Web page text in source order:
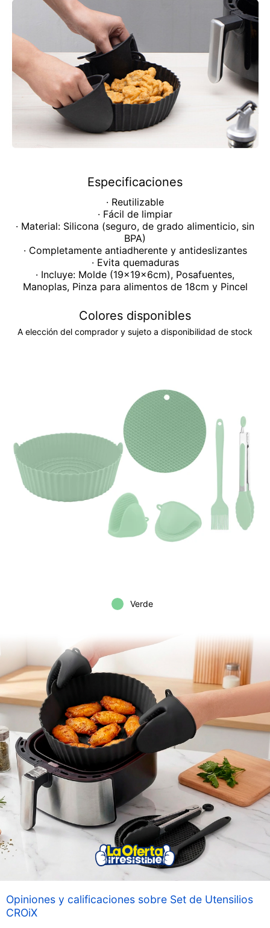
Especificaciones
· Reutilizable
· Fácil de limpiar
· Material: Silicona (seguro, de grado alimenticio, sin
BPA)
· Completamente antiadherente y antideslizantes
· Evita quemaduras
· Incluye: Molde (19x19x6cm), Posafuentes,
Manoplas, Pinza para alimentos de 18cm y Pincel
Colores disponibles
A elección del comprador y sujeto a disponibilidad de stock
Verde
Opiniones y calificaciones sobre Set de Utensilios
CROiX